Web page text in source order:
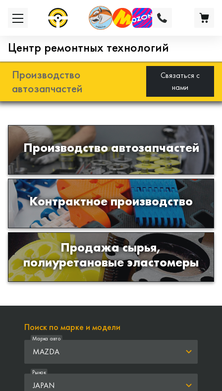
Центр ремонтных технологий
Производство
автозапчастей
Связаться с
нами
Производство автозапчастей
Разработка и производство деталей
из эластомеров для подвески
автомобиля
Контрактное производство
Производство изделий из пластиков
и полимеров по образцам либо
чертежам заказчика
Продажа сырья,
полиуретановые эластомеры
Продажа сырья для производства
изделий из полиуретана
Поиск по марке и модели
MAZDA
Марка авто
JAPAN
Рынок